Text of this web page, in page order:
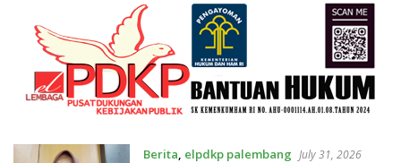
Berita, elpdkp palembang July 31, 2026